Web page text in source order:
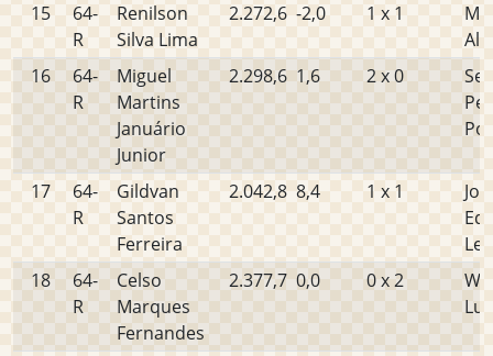
15
64-
R
Renilson
Silva Lima
2.272,6 -2,0 1 x 1
16
64-
R
Miguel
Martins
Januário
Junior
2.298,6 1,6 2 x 0
17
64-
R
Gildvan
Santos
Ferreira
2.042,8 8,4 1 x 1
18
64-
R
Celso
Marques
Fernandes
2.377,7 0,0 0 x 2